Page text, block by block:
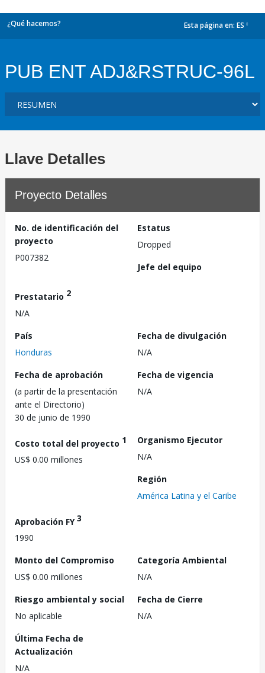
¿Qué hacemos? Esta página en: ES
PUB ENT ADJ&RSTRUC-96L
Llave Detalles
Proyecto Detalles
No. de identificación del
proyecto
P007382
Estatus
Dropped
Jefe del equipo
Prestatario 2
N/A
País
Honduras
Fecha de divulgación
N/A
Fecha de aprobación
(a partir de la presentación
ante el Directorio)
30 de junio de 1990
Fecha de vigencia
N/A
Costo total del proyecto 1
US$ 0.00 millones
Organismo Ejecutor
N/A
Región
América Latina y el Caribe
Aprobación FY3
1990
Monto del Compromiso
US$ 0.00 millones
Categoría Ambiental
N/A
Riesgo ambiental y social
No aplicable
Fecha de Cierre
N/A
Última Fecha de
Actualización
N/A